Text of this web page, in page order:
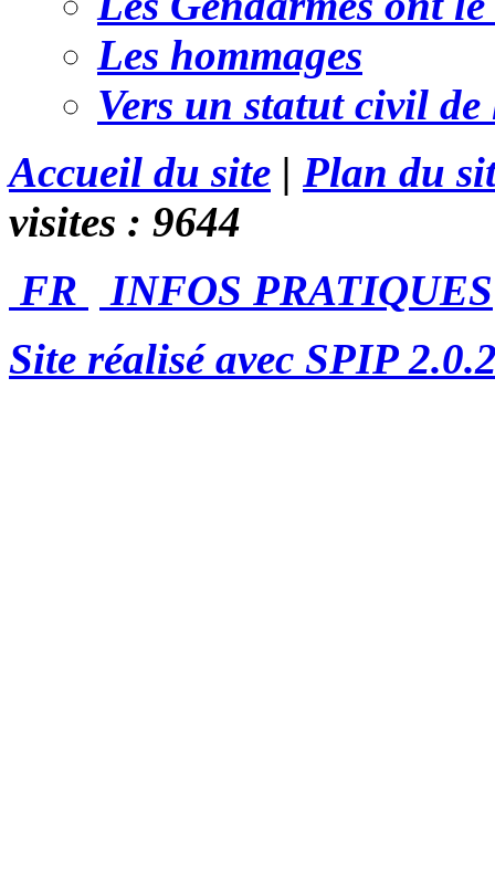
Les hommages
Vers un statut civil
Accueil du site | Plan du
visites : 9644
FR
INFOS PRATIQUES
Site réalisé avec SPIP